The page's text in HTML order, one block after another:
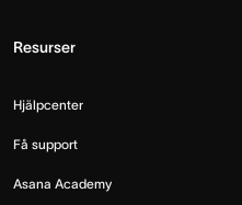
Resurser
Hjälpcenter
Få support
Asana Academy